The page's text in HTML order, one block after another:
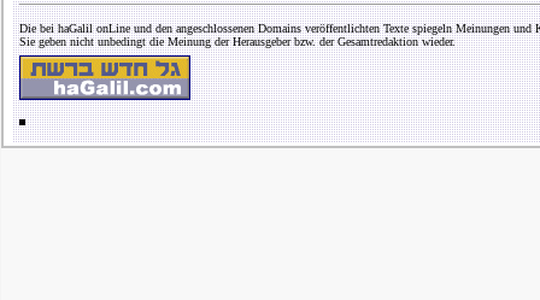
Die bei haGalil onLine und den angeschlossenen Domains veröffentlichten Texte spiegeln Meinungen und
Sie geben nicht unbedingt die Meinung der Herausgeber bzw. der Gesamtredaktion wieder.